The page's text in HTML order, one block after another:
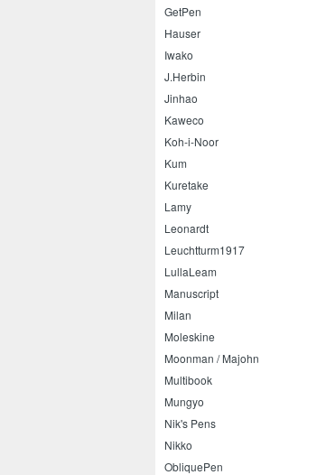
GetPen
Hauser
Iwako
J.Herbin
Jinhao
Kaweco
Koh-i-Noor
Kum
Kuretake
Lamy
Leonardt
Leuchtturm1917
LullaLeam
Manuscript
Milan
Moleskine
Moonman / Majohn
Multibook
Mungyo
Nik's Pens
Nikko
ObliquePen